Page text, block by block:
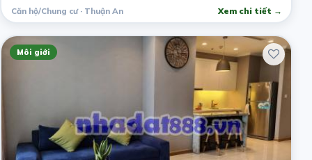
Căn hộ/Chung cư · Thuận An Xem chi tiết →
Môi giới